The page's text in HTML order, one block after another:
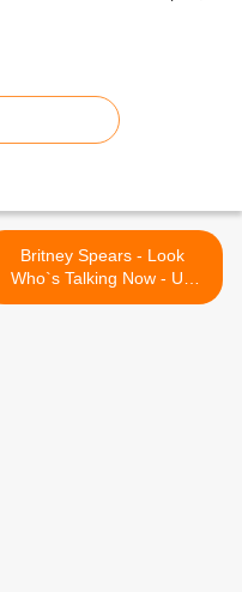
Britney Spears - Look
Who`s Talking Now - Un
inédit >